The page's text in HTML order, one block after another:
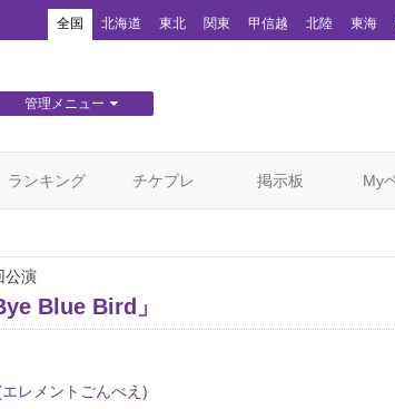
全国 北海道 東北 関東 甲信越 北陸 東海
管理メニュー
ランキング チケプレ 掲示板 My
公演
Blue Bird」
レメントごんべえ)